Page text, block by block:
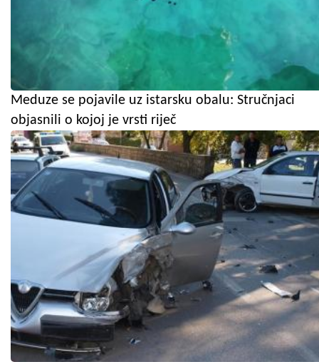
Meduze se pojavile uz istarsku obalu: Stručnjaci
objasnili o kojoj je vrsti riječ